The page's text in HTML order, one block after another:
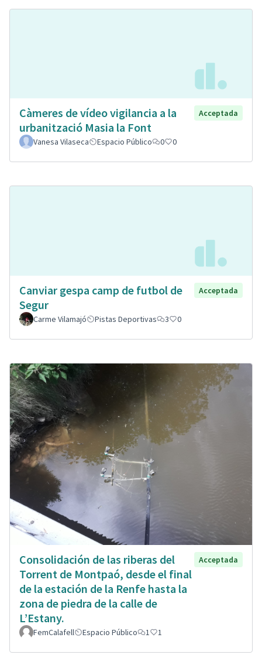
Càmeres de vídeo vigilancia a la
urbanització Masia la Font
Acceptada
Vanesa Vilaseca Espacio Público 0 0
Canviar gespa camp de futbol de
Segur
Acceptada
Carme Vilamajó Pistas Deportivas 3 0
Consolidación de las riberas del
Torrent de Montpaó, desde el final
de la estación de la Renfe hasta la
zona de piedra de la calle de
L’Estany.
Acceptada
FemCalafell Espacio Público 1 1